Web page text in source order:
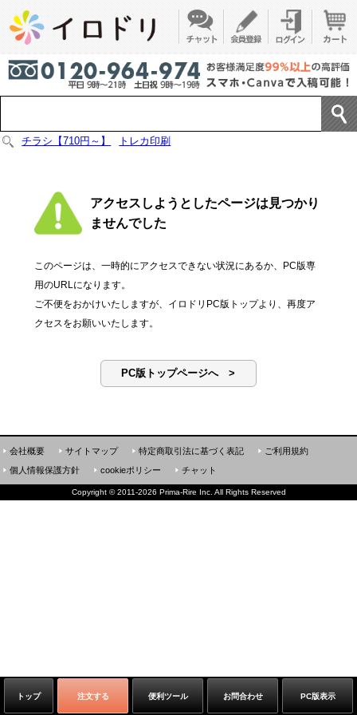
チラシ【710円～】 トレカ印刷
アクセスしようとしたページは見つかり
ませんでした
このページは、一時的にアクセスできない状況にあるか、PC版専
用のURLになります。
ご不便をおかけいたしますが、イロドリPC版トップより、再度ア
クセスをお願いいたします。
PC版トップページへ >
トップ 注文する 便利ツール お問合わせ PC版表示
会社概要 サイトマップ 特定商取引法に基づく表記
ご利用規約
個人情報保護方針
cookieポリシー チャット
Copyright ©2011-2026 Prima-Rire Inc. All Rights Reserved